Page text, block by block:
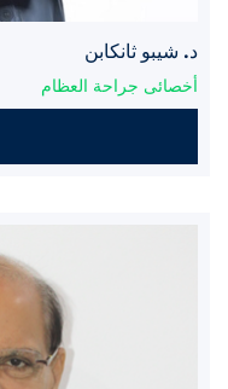
د. شيبو ثانكابن
أخصائى جراحة العظام